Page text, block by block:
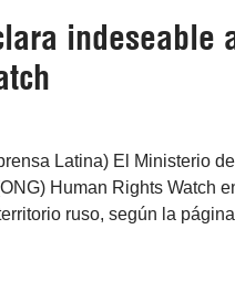
indeseable
Latina) El Ministerio
Human Rights Watch
ruso, según la